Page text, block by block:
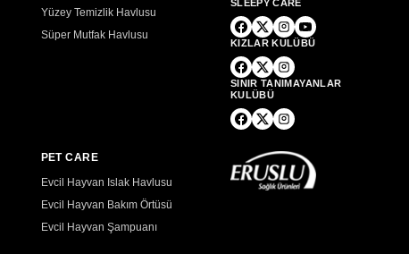
Yüzey Temizlik Havlusu
Süper Mutfak Havlusu
PET CARE
Evcil Hayvan Islak Havlusu
Evcil Hayvan Bakım Örtüsü
Evcil Hayvan Şampuanı
SLEEPY CARE
KIZLAR KULÜBÜ
SINIR TANIMAYANLAR
KULÜBÜ